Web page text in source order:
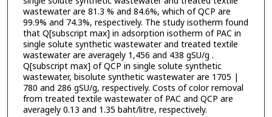
wastewater are 81.3 % and 84.6%, which of QCP are
99.9% and 74.3%, respectively. The study isotherm found
that Q[subscript max] in adsorption isotherm of PAC in
single solute synthetic wastewater and treated textile
wastewater are averagely 1,456 and 438 gSU/g .
Q[subscript max] of QCP in single solute synthetic
wastewater, bisolute synthetic wastewater are 1705 |
780 and 286 gSU/g, respectively. Costs of color removal
from treated textile wastewater of PAC and QCP are
averagely 0.13 and 1.35 baht/litre, respectively.